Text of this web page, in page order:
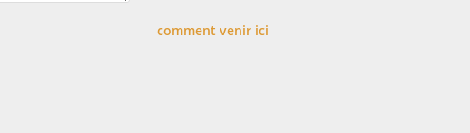
comment venir ici